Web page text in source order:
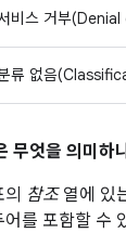
비스 거부
류 없음
무엇을 의미하
참조열에 있
를 포함할 수